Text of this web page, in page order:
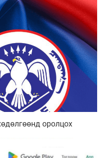
оролцох